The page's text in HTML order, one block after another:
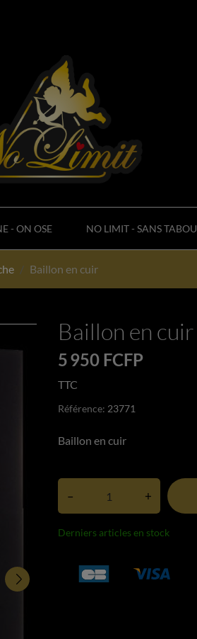
- ON OSE NO LIMIT - SANS TABOU
Baillon en cuir
Baillon en cuir
5 950 FCFP
TTC
Référence: 23771
Baillon en cuir
– +
Derniers articles en stock